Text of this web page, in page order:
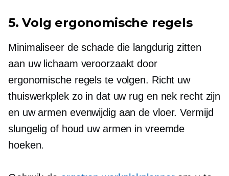
5. Volg ergonomische regels
Minimaliseer de schade die langdurig zitten
aan uw lichaam veroorzaakt door
ergonomische regels te volgen. Richt uw
thuiswerkplek zo in dat uw rug en nek recht zijn
en uw armen evenwijdig aan de vloer. Vermijd
slungelig of houd uw armen in vreemde
hoeken.